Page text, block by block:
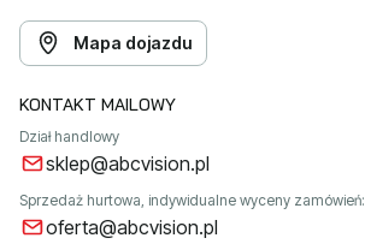
Mapa dojazdu
KONTAKT MAILOWY
Dział handlowy
sklep@abcvision.pl
Sprzedaż hurtowa, indywidualne wyceny zamówień:
oferta@abcvision.pl